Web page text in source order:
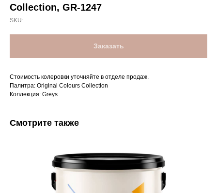
Collection, GR-1247
SKU:
Заказать
Стоимость колеровки уточняйте в отделе продаж.
Палитра: Original Colours Collection
Коллекция: Greys
Смотрите также